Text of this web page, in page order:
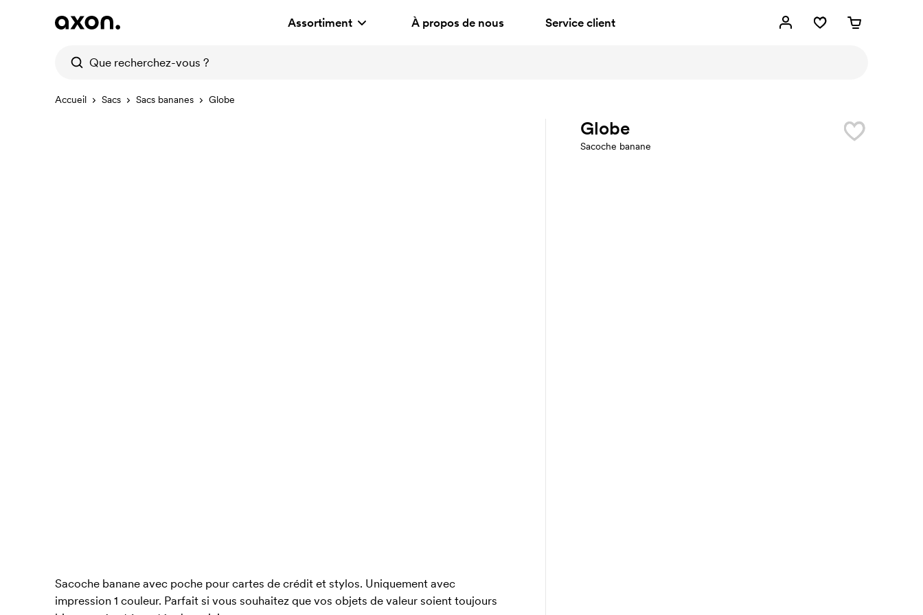
Assortiment À propos de nous Service client
Accueil Sacs Sacs bananes Globe
Globe
Sacoche banane
Sacoche banane avec poche pour cartes de crédit et stylos. Uniquement avec
impression 1 couleur. Parfait si vous souhaitez que vos objets de valeur soient toujours